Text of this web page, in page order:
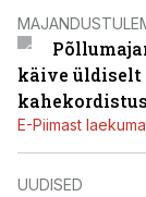
käive üldiselt
E-Piimast
UUDISED